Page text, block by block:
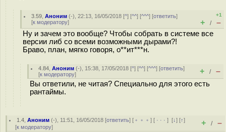
3.59 ,Аноним (-), 22:13, 16/05/2018 [^] [^^] [^^^] [ответить]
[к модератору]
+1
+ / –
Ну и зачем это вообще? Чтобы собрать в системе все
версии либ со всеми возможными дырами?!
Браво, план, мягко говоря, о**ит***н.
4.84 ,Аноним (-), 15:38, 17/05/2018 [^] [^^] [^^^] [ответить]
[к модератору] + / –
Вы ответили, не читая? Специально для этого есть
рантаймы.
1.4 ,Аноним (-), 11:51, 16/05/2018 [ответить] [ ﹢﹢﹢] [ · · ·][↓] [↑]
[к модератору] + / –